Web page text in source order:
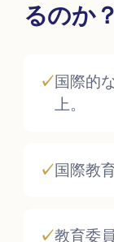
るのか？
✓国際的
上。
✓国際教
✓教育委